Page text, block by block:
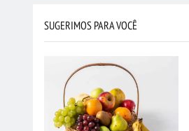
SUGERIMOS PARA VOCÊ